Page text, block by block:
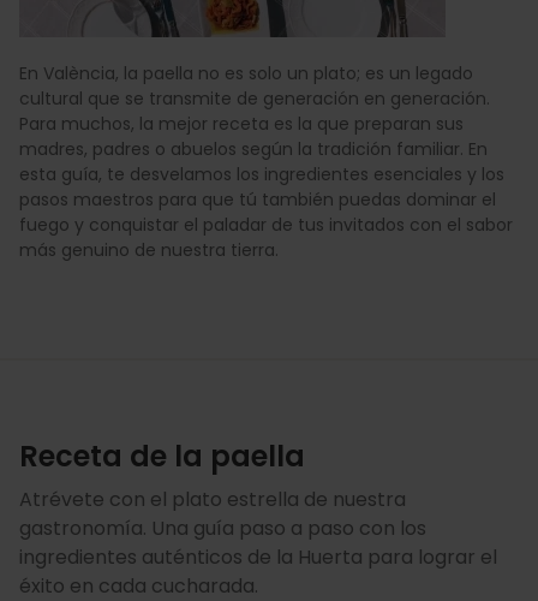
En València, la paella no es solo un plato; es un legado
cultural que se transmite de generación en generación.
Para muchos, la mejor receta es la que preparan sus
madres, padres o abuelos según la tradición familiar. En
esta guía, te desvelamos los ingredientes esenciales y los
pasos maestros para que tú también puedas dominar el
fuego y conquistar el paladar de tus invitados con el sabor
más genuino de nuestra tierra.
Receta de la paella
Atrévete con el plato estrella de nuestra
gastronomía. Una guía paso a paso con los
ingredientes auténticos de la Huerta para lograr el
éxito en cada cucharada.